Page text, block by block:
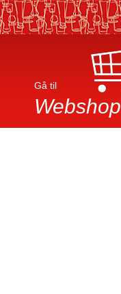
Gå til
Webshop